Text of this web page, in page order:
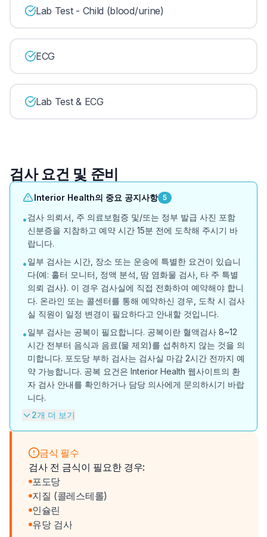
Lab Test - Child (blood/urine)
ECG
Lab Test & ECG
검사 요건 및 준비
Interior Health의 중요 공지사항 5
•검사 의뢰서, 주 의료보험증 및/또는 정부 발급 사진 포함
신분증을 지참하고 예약 시간 15분 전에 도착해 주시기 바
랍니다.
•일부 검사는 시간, 장소 또는 운송에 특별한 요건이 있습니
다(예: 홀터 모니터, 정액 분석, 땀 염화물 검사, 타 주 특별
의뢰 검사). 이 경우 검사실에 직접 전화하여 예약해야 합니
다. 온라인 또는 콜센터를 통해 예약하신 경우, 도착 시 검사
실 직원이 일정 변경이 필요하다고 안내할 것입니다.
•일부 검사는 공복이 필요합니다. 공복이란 혈액검사 8~12
시간 전부터 음식과 음료(물 제외)를 섭취하지 않는 것을 의
미합니다. 포도당 부하 검사는 검사실 마감 2시간 전까지 예
약 가능합니다. 공복 요건은 Interior Health 웹사이트의 환
자 검사 안내를 확인하거나 담당 의사에게 문의하시기 바랍
니다.
2개 더 보기
금식 필수
검사 전 금식이 필요한 경우:
포도당
지질 (콜레스테롤)
인슐린
유당 검사